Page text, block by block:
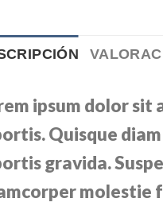
ipsum dolor sit
Quisque
gravida.
molestie